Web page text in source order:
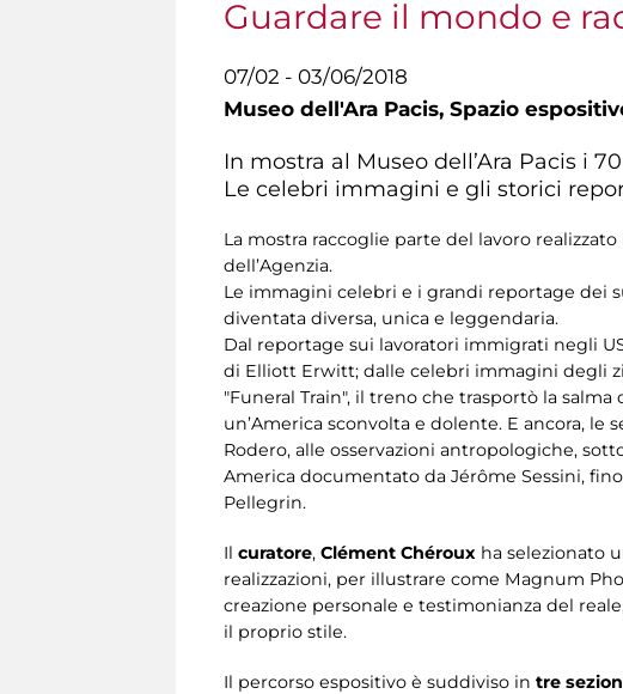
Guardare il mondo e
07/02 - 03/06/2018
Museo dell'Ara Pacis, Spazio
In mostra al Museo dell’Ara Pacis i
Le celebri immagini e gli storici
La mostra raccoglie parte del lavoro
dell’Agenzia.
Le immagini celebri e i grandi reportage dei
diventata diversa, unica e leggendaria.
Dal reportage sui lavoratori immigrati negli
di Elliott Erwitt; dalle celebri immagini degli
"Funeral Train", il treno che trasportò la
un’America sconvolta e dolente. E ancora,
Rodero, alle osservazioni antropologiche,
America documentato da Jérôme Sessini,
Pellegrin.
Il curatore, Clément Chéroux ha selezionato
realizzazioni, per illustrare come Magnum
creazione personale e testimonianza del
il proprio stile.
Il percorso espositivo è suddiviso in tre